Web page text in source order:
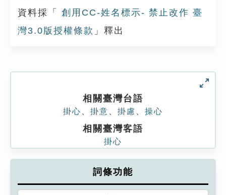
資料採「
創用CC-姓名標示- 禁止改作 臺
灣3.0版授權條款 」釋出
相關臺灣台語
掛心 掛意 掛慮 操心
相關臺灣客語
掛心
詞條功能